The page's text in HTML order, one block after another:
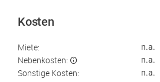
Kosten
Miete: n.a.
Nebenkosten: n.a.
Sonstige Kosten: n.a.